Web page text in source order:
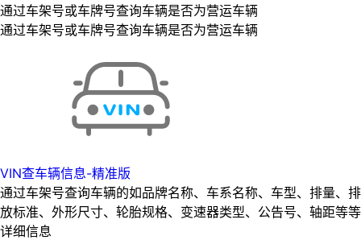
通过车架号或车牌号查询车辆是否为营运车辆
通过车架号或车牌号查询车辆是否为营运车辆
VIN查车辆信息-精准版
通过车架号查询车辆的如品牌名称、车系名称、车型、排量、排
放标准、外形尺寸、轮胎规格、变速器类型、公告号、轴距等等
详细信息